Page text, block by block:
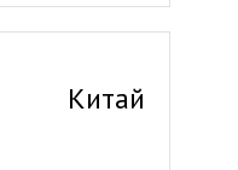
Китай